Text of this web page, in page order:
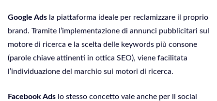
Google Ads la piattaforma ideale per reclamizzare il proprio
brand. Tramite l’implementazione di annunci pubblicitari sul
motore di ricerca e la scelta delle keywords più consone
(parole chiave attinenti in ottica SEO), viene facilitata
l’individuazione del marchio sui motori di ricerca.
Facebook Ads lo stesso concetto vale anche per il social